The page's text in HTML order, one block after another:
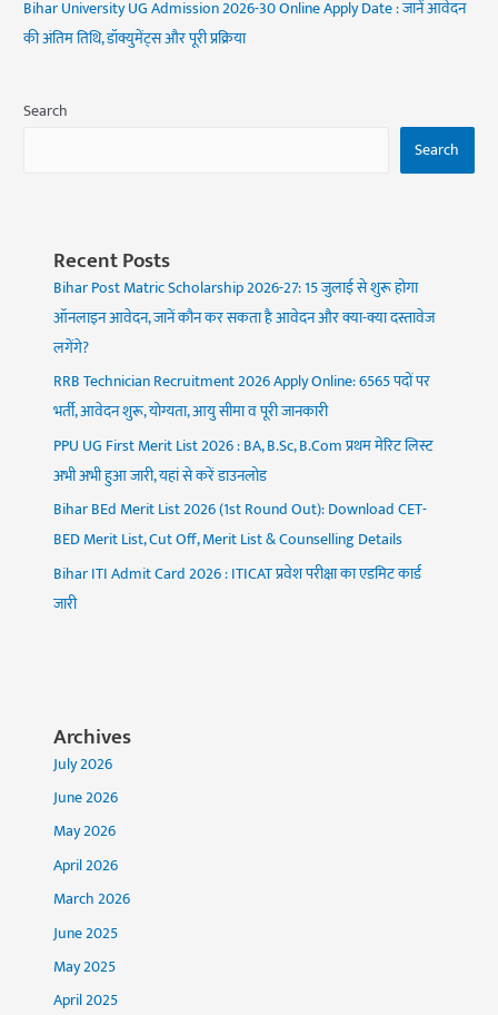
Bihar University UG Admission 2026-30 Online Apply Date : जानें आवेदन
की अंतिम तिथि, डॉक्युमेंट्स और पूरी प्रक्रिया
Search
Search
Recent Posts
Bihar Post Matric Scholarship 2026-27: 15 जुलाई से शुरू होगा
ऑनलाइन आवेदन, जानें कौन कर सकता है आवेदन और क्या-क्या दस्तावेज
लगेंगे?
RRB Technician Recruitment 2026 Apply Online: 6565 पदों पर
भर्ती, आवेदन शुरू, योग्यता, आयु सीमा व पूरी जानकारी
PPU UG First Merit List 2026 : BA, B.Sc, B.Com प्रथम मेरिट लिस्ट
अभी अभी हुआ जारी, यहां से करें डाउनलोड
Bihar BEd Merit List 2026 (1st Round Out): Download CET-
BED Merit List, Cut Off, Merit List & Counselling Details
Bihar ITI Admit Card 2026 : ITICAT प्रवेश परीक्षा का एडमिट कार्ड
जारी
Archives
July 2026
June 2026
May 2026
April 2026
March 2026
June 2025
May 2025
April 2025